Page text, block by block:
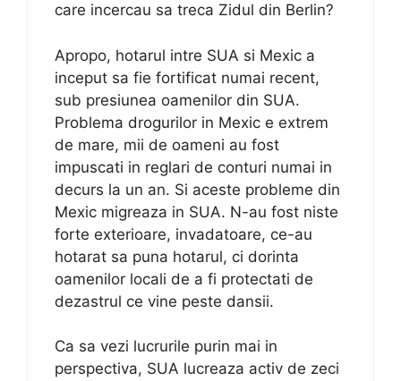
care incercau sa treca Zidul din Berlin?
Apropo, hotarul intre SUA si Mexic a
inceput sa fie fortificat numai recent,
sub presiunea oamenilor din SUA.
Problema drogurilor in Mexic e extrem
de mare, mii de oameni au fost
impuscati in reglari de conturi numai in
decurs la un an. Si aceste probleme din
Mexic migreaza in SUA. N-au fost niste
forte exterioare, invadatoare, ce-au
hotarat sa puna hotarul, ci dorinta
oamenilor locali de a fi protectati de
dezastrul ce vine peste dansii.
Ca sa vezi lucrurile purin mai in
perspectiva, SUA lucreaza activ de zeci